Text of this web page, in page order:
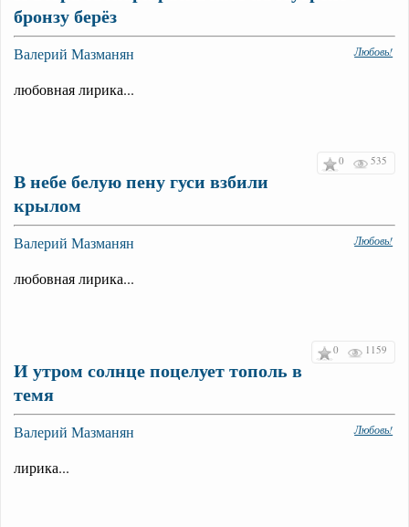
бронзу берёз
Валерий Мазманян Любовь!
любовная лирика...
0 535
В небе белую пену гуси взбили
крылом
Валерий Мазманян Любовь!
любовная лирика...
0 1159
И утром солнце поцелует тополь в
темя
Валерий Мазманян Любовь!
лирика...